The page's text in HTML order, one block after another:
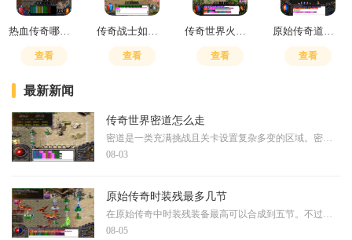
查看 查看 查看 查看
最新新闻
传奇世界密道怎么走
密道是一类充满挑战且关卡设置复杂多变的区域。密道中通常隐藏着各种危险的怪物和陷阱，对玩家的操作水平和团队协作能力有较高要求，玩家在探索过程中需要时刻保持警惕。由于
08-03
原始传奇时装残最多几节
在原始传奇中时装残装备最高可以合成到五节。不过想要达到这个顶级阶段可不是一件容易的事情，需要经过漫长的游戏时间和大量的资源积累。不同等级的时装残装备需要开服天数的
08-05